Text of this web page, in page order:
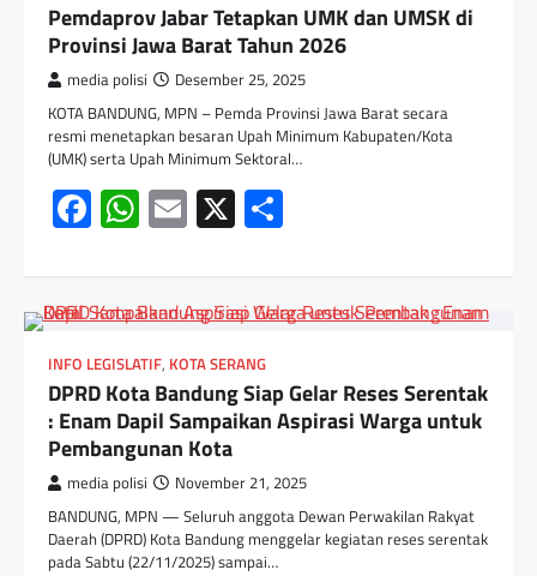
Pemdaprov Jabar Tetapkan UMK dan UMSK di
Provinsi Jawa Barat Tahun 2026
media polisi Desember 25, 2025
KOTA BANDUNG, MPN – Pemda Provinsi Jawa Barat secara
resmi menetapkan besaran Upah Minimum Kabupaten/Kota
(UMK) serta Upah Minimum Sektoral…
Facebook
WhatsApp
Email
X
INFO LEGISLATIF, KOTA SERANG
DPRD Kota Bandung Siap Gelar Reses Serentak
: Enam Dapil Sampaikan Aspirasi Warga untuk
Pembangunan Kota
media polisi November 21, 2025
BANDUNG, MPN — Seluruh anggota Dewan Perwakilan Rakyat
Daerah (DPRD) Kota Bandung menggelar kegiatan reses serentak
pada Sabtu (22/11/2025) sampai…